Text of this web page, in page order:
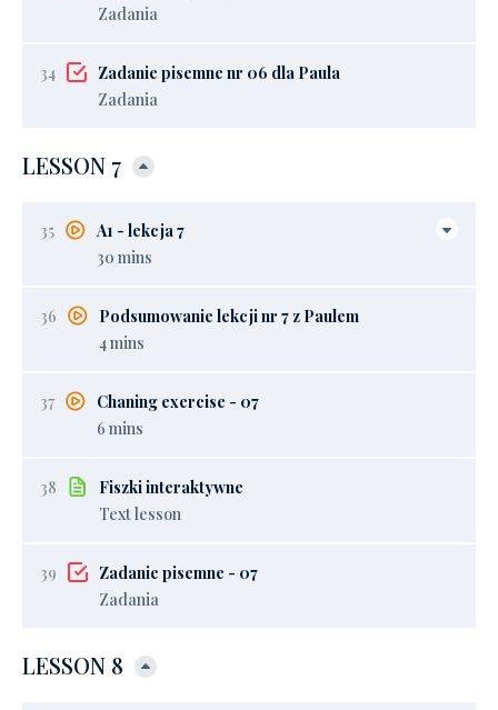
Zadania
34
Zadanie pisemne nr 06 dla Paula
Zadania
LESSON 7
35
A1 - lekcja 7
30 mins
36
Podsumowanie lekcji nr 7 z Paulem
4 mins
37
Chaning exercise - 07
6 mins
38
Fiszki interaktywne
Text lesson
39
Zadanie pisemne - 07
Zadania
LESSON 8